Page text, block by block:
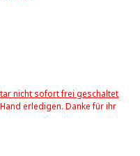
nicht sofort frei geschaltet
erledigen. Danke für ihr